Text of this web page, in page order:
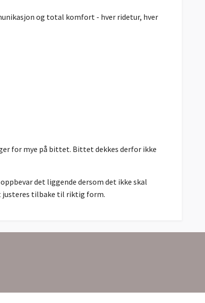
og total komfort - hver ridetur, hver
for mye på bittet. Bittet dekkes derfor ikke
det liggende dersom det ikke skal
justeres tilbake til riktig form.